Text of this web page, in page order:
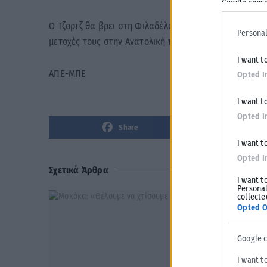
Google
I want
Opted
I want
Opted
I want
Opted
I want
Opted
Google
I want
Ο Τζορτζ θα βρει στη Φιλαδέλφεια τους Τζοέλ Εμπίιντ
μετοχές τους στην Ανατολική περιφέρεια.
ΑΠΕ-ΜΠΕ
Share
Σχετικά Άρθρα